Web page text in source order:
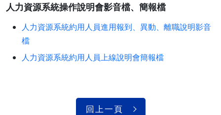
人力資源系統操作說明會影音檔、簡報檔
人力資源系統約用人員進用報到、異動、離職說明影音
檔
人力資源系統約用人員上線說明會簡報檔
回上一頁